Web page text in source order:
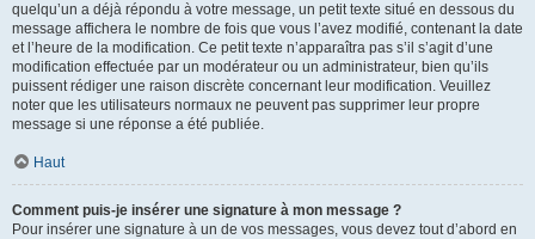
quelqu’un a déjà répondu à votre message, un petit texte situé en dessous du
message affichera le nombre de fois que vous l’avez modifié, contenant la date
et l’heure de la modification. Ce petit texte n’apparaîtra pas s’il s’agit d’une
modification effectuée par un modérateur ou un administrateur, bien qu’ils
puissent rédiger une raison discrète concernant leur modification. Veuillez
noter que les utilisateurs normaux ne peuvent pas supprimer leur propre
message si une réponse a été publiée.
Haut
Comment puis-je insérer une signature à mon message ?
Pour insérer une signature à un de vos messages, vous devez tout d’abord en